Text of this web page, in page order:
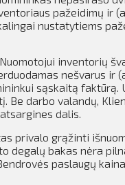
pažeidimų ir
nustatytiems
inventorių
nešvarus ir
sąskaitą faktūrą.
Be darbo valandų,
dalis.
privalo grąžinti
degalų bakas nėra
paslaugų